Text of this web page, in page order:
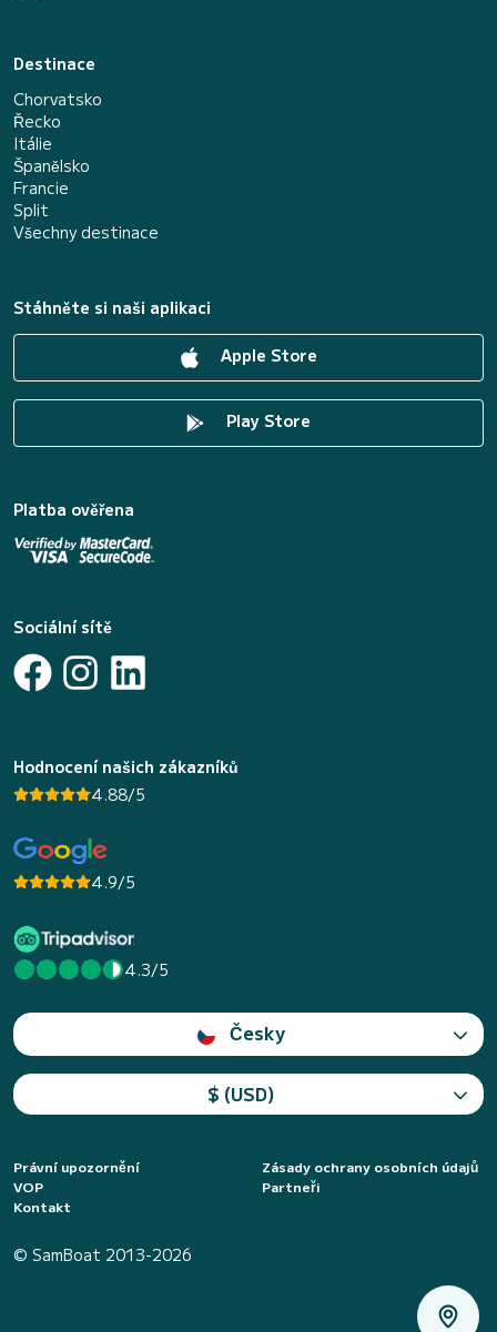
Destinace
Chorvatsko
Řecko
Itálie
Španělsko
Francie
Split
Všechny destinace
Stáhněte si naši aplikaci
Apple Store
Play Store
Platba ověřena
Sociální sítě
Hodnocení našich zákazníků
4.88/5
4.9/5
4.3/5
Česky
$ (USD)
Právní upozornění
Zásady ochrany osobních údajů
VOP
Partneři
Kontakt
© SamBoat 2013-2026